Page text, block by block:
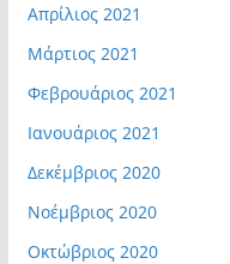
Απρίλιος 2021
Μάρτιος 2021
Φεβρουάριος 2021
Ιανουάριος 2021
Δεκέμβριος 2020
Νοέμβριος 2020
Οκτώβριος 2020